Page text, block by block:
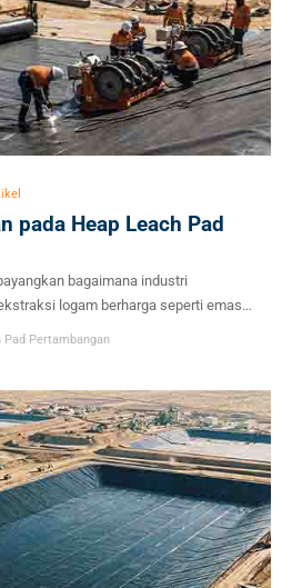
pada Heap Leach Pad
bagaimana industri
logam berharga seperti emas
Namun, di balik itu semua,
Pad Pertambangan